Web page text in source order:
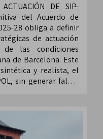
ACTUACIÓN DE SIP-
del Acuerdo de
28 obliga a definir
de actuación
las condiciones
de Barcelona. Este
y realista, el
sin generar falsas